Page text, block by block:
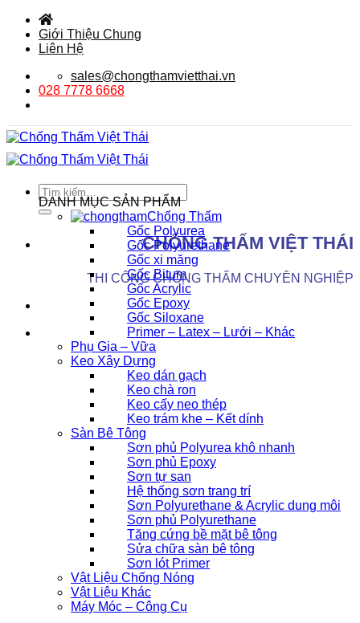
qua
Giới Thiệu Chung
Liên Hệ
sales@chongthamvietthai.vn
028 7778 6668
Tìm
kiếm:
CHỐNG THẤM VIỆT THÁI
THI CÔNG CHỐNG THẤM CHUYÊN NGHIỆP
DANH MỤC SẢN PHẨM
Chống Thấm
Gốc Polyurea
Gốc Polyurethane
Gốc xi măng
Gốc Bitum
Gốc Acrylic
Gốc Epoxy
Gốc Siloxane
Primer – Latex – Lưới – Khác
Phụ Gia – Vữa
Keo Xây Dựng
Keo dán gạch
Keo chà ron
Keo cấy neo thép
Keo trám khe – Kết dính
Sàn Bê Tông
Sơn phủ Polyurea khô nhanh
Sơn phủ Epoxy
Sơn tự san
Hệ thống sơn trang trí
Sơn Polyurethane & Acrylic dung môi
Sơn phủ Polyurethane
Tăng cứng bề mặt bê tông
Sửa chữa sàn bê tông
Sơn lót Primer
Vật Liệu Chống Nóng
Vật Liệu Khác
Máy Móc – Công Cụ